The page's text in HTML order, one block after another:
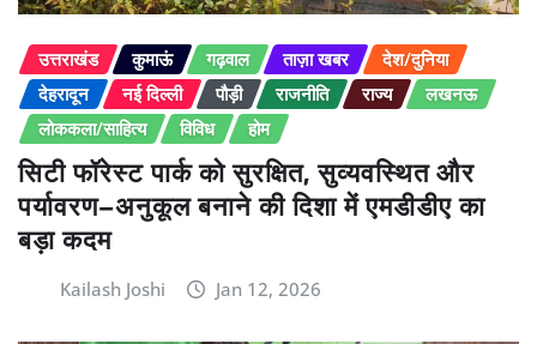
उत्तराखंड कुमाऊं गढ़वाल ताज़ा खबर
देश/दुनिया
देहरादून
नई दिल्ली पौड़ी राजनीति राज्य
लखनऊ
लोककला/साहित्य
विविध होम
सिटी फॉरेस्ट पार्क को सुरक्षित, सुव्यवस्थित और
पर्यावरण–अनुकूल बनाने की दिशा में एमडीडीए का
बड़ा कदम
Kailash Joshi Jan 12, 2026